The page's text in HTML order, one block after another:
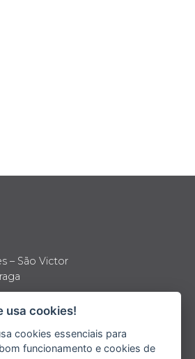
– São Victor
34’ N
24’ W
usa cookies!
cookies essenciais para
funcionamento e cookies de